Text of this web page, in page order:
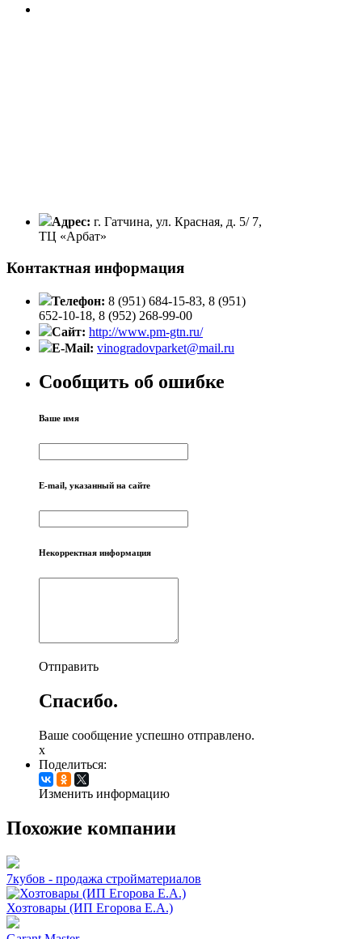
Адрес: г. Гатчина, ул. Красная, д. 5/ 7,
ТЦ «Арбат»
Контактная информация
Телефон: 8 (951) 684-15-83, 8 (951)
652-10-18, 8 (952) 268-99-00
Сайт: http://www.pm-gtn.ru/
E-Mail: vinogradovparket@mail.ru
Сообщить об ошибке
Ваше имя
E-mail, указанный на сайте
Некорректная информация
Отправить
Спасибо.
Ваше сообщение успешно отправлено.
x
Поделиться:
Изменить информацию
Похожие компании
7кубов - продажа стройматериалов
Хозтовары (ИП Егорова Е.А.)